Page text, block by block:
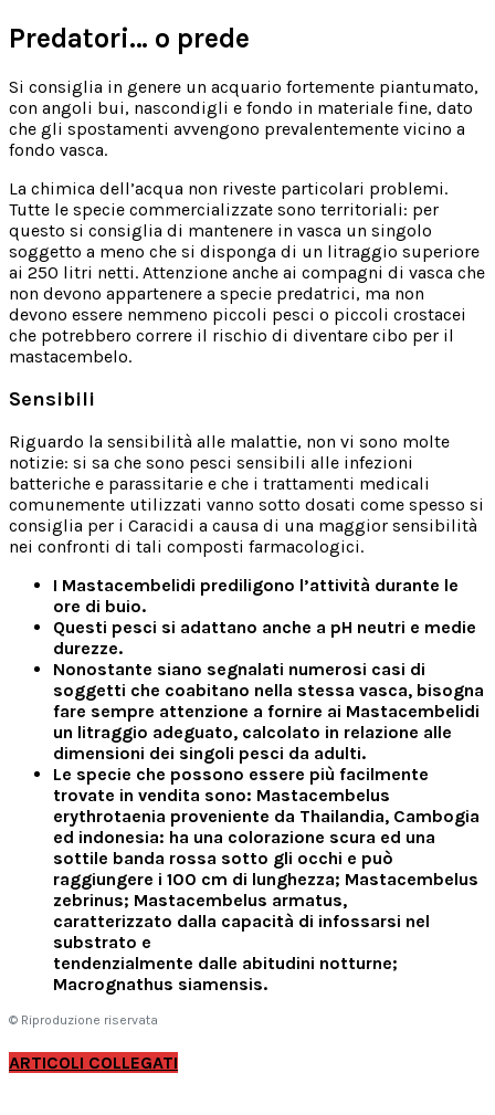
Predatori… o prede
Si consiglia in genere un acquario fortemente piantumato,
con angoli bui, nascondigli e fondo in materiale fine, dato
che gli spostamenti avvengono prevalentemente vicino a
fondo vasca.
La chimica dell’acqua non riveste particolari problemi.
Tutte le specie commercializzate sono territoriali: per
questo si consiglia di mantenere in vasca un singolo
soggetto a meno che si disponga di un litraggio superiore
ai 250 litri netti. Attenzione anche ai compagni di vasca che
non devono appartenere a specie predatrici, ma non
devono essere nemmeno piccoli pesci o piccoli crostacei
che potrebbero correre il rischio di diventare cibo per il
mastacembelo.
Sensibili
Riguardo la sensibilità alle malattie, non vi sono molte
notizie: si sa che sono pesci sensibili alle infezioni
batteriche e parassitarie e che i trattamenti medicali
comunemente utilizzati vanno sotto dosati come spesso si
consiglia per i Caracidi a causa di una maggior sensibilità
nei confronti di tali composti farmacologici.
I Mastacembelidi prediligono l’attività durante le
ore di buio.
Questi pesci si adattano anche a pH neutri e medie
durezze.
Nonostante siano segnalati numerosi casi di
soggetti che coabitano nella stessa vasca, bisogna
fare sempre attenzione a fornire ai Mastacembelidi
un litraggio adeguato, calcolato in relazione alle
dimensioni dei singoli pesci da adulti.
Le specie che possono essere più facilmente
trovate in vendita sono: Mastacembelus
erythrotaenia proveniente da Thailandia, Cambogia
ed indonesia: ha una colorazione scura ed una
sottile banda rossa sotto gli occhi e può
raggiungere i 100 cm di lunghezza; Mastacembelus
zebrinus; Mastacembelus armatus,
caratterizzato dalla capacità di infossarsi nel
substrato e
tendenzialmente dalle abitudini notturne;
Macrognathus siamensis.
© Riproduzione riservata
ARTICOLI COLLEGATI